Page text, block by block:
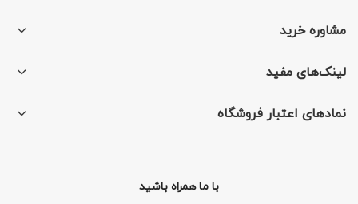
مشاوره خرید
لینک‌های مفید
نمادهای اعتبار فروشگاه
با ما همراه باشید